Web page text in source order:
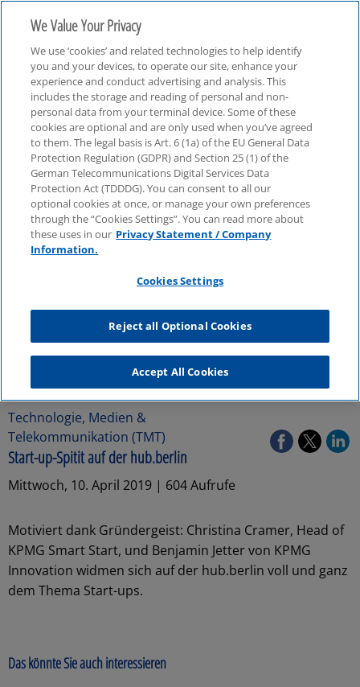
Technologie, Medien & Telekommunikation (TMT)
Technologie, Medien &
Telekommunikation (TMT)
Start-up-Spitit auf der hub.berlin
Mittwoch, 10. April 2019 | 604 Aufrufe
Motiviert dank Gründergeist: Christina Cramer, Head of
KPMG Smart Start, und Benjamin Jetter von KPMG
Innovation widmen sich auf der hub.berlin voll und ganz
dem Thema Start-ups.
Das könnte Sie auch interessieren
We Value Your Privacy
We use ‘cookies’ and related technologies to help identify
you and your devices, to operate our site, enhance your
experience and conduct advertising and analysis. This
includes the storage and reading of personal and non-
personal data from your terminal device. Some of these
cookies are optional and are only used when you’ve agreed
to them. The legal basis is Art. 6 (1a) of the EU General Data
Protection Regulation (GDPR) and Section 25 (1) of the
German Telecommunications Digital Services Data
Protection Act (TDDDG). You can consent to all our
optional cookies at once, or manage your own preferences
through the “Cookies Settings”. You can read more about
these uses in our Privacy Statement / Company
Information.
Cookies Settings
Reject all Optional Cookies
Accept All Cookies